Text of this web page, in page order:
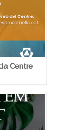
Centre